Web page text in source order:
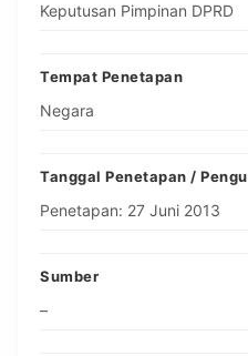
Keputusan Pimpinan DPRD
Tempat Penetapan
Negara
Tanggal Penetapan /
Penetapan: 27 Juni 2013
Sumber
–